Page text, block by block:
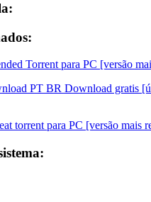
Torrent para PC [versão
PT BR Download gratis
torrent para PC [versão mais